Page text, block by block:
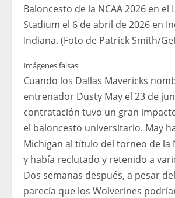
Baloncesto de la NCAA 2026 en el
Stadium el 6 de abril de 2026 en
Indiana. (Foto de Patrick Smith/
Imágenes falsas
Cuando los Dallas Mavericks
entrenador Dusty May el 23 de
contratación tuvo un gran
el baloncesto universitario. May
Michigan al título del torneo de la
y había reclutado y retenido a
Dos semanas después, a pesar
parecía que los Wolverines